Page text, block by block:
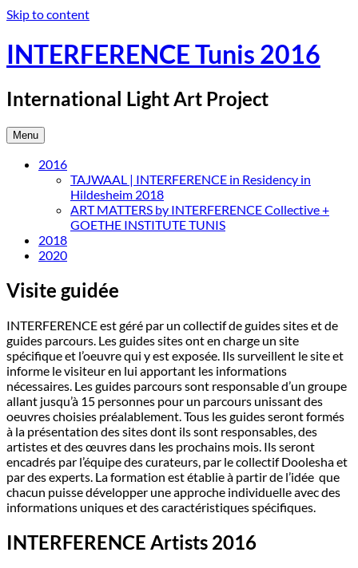
Skip to content
INTERFERENCE Tunis 2016
International Light Art Project
Menu
2016
TAJWAAL | INTERFERENCE in Residency in
Hildesheim 2018
ART MATTERS by INTERFERENCE Collective +
GOETHE INSTITUTE TUNIS
2018
2020
Visite guidée
INTERFERENCE est géré par un collectif de guides sites et de
guides parcours. Les guides sites ont en charge un site
spécifique et l’oeuvre qui y est exposée. Ils surveillent le site et
informe le visiteur en lui apportant les informations
nécessaires. Les guides parcours sont responsable d’un groupe
allant jusqu’à 15 personnes pour un parcours unissant des
oeuvres choisies préalablement. Tous les guides seront formés
à la présentation des sites dont ils sont responsables, des
artistes et des œuvres dans les prochains mois. Ils seront
encadrés par l’équipe des curateurs, par le collectif Doolesha et
par des experts. La formation est établie à partir de l’idée que
chacun puisse développer une approche individuelle avec des
informations uniques et des caractéristiques spécifiques.
INTERFERENCE Artists 2016